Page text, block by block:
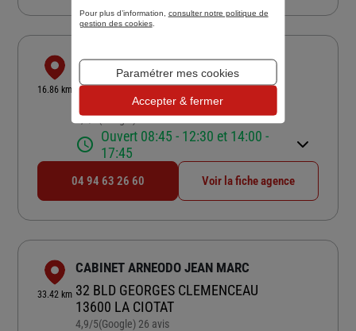
16.86 km
FCA SANARY
430 AVE DE L EUROPE UNIE
83110 SANARY SUR MER
4,6/5Note de 4.6 sur 5
(Google) 12 avis
Ouvert 08:45 - 12:30 et 14:00 -
17:45
04 94 63 26 60 Voir la fiche agence
33.42 km
CABINET ARNEODO JEAN MARC
32 BLD GEORGES CLEMENCEAU
13600 LA CIOTAT
4,9/5Note de 4.9 sur 5
(Google) 26 avis
Pour plus d’information, consulter notre politique de
gestion des cookies.
Paramétrer mes cookies
Accepter & fermer